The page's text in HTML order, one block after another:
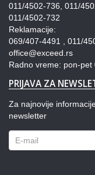
011/4502-736, 011/
011/4502-732
Reklamacije:
069/407-4491 , 011/
office@exceed.rs
Radno vreme: pon-pet
PRIJAVA ZA
Za najnovije
newsletter